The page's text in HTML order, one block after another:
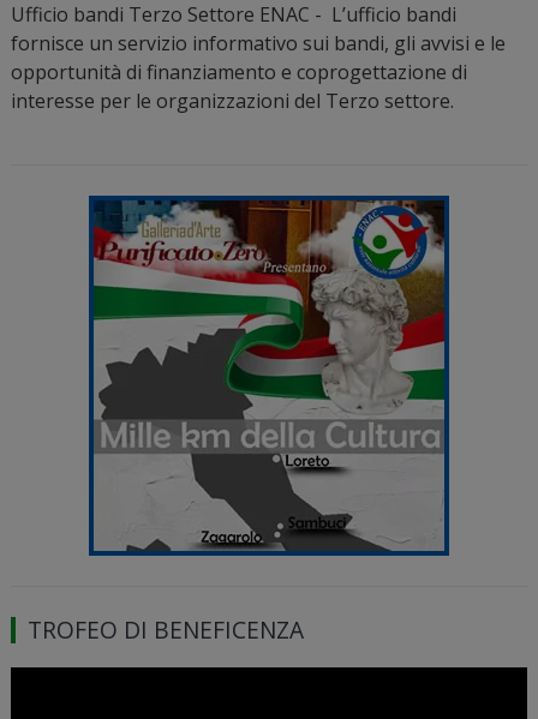
Ufficio bandi Terzo Settore ENAC - L’ufficio bandi
fornisce un servizio informativo sui bandi, gli avvisi e le
opportunità di finanziamento e coprogettazione di
interesse per le organizzazioni del Terzo settore.
TROFEO DI BENEFICENZA